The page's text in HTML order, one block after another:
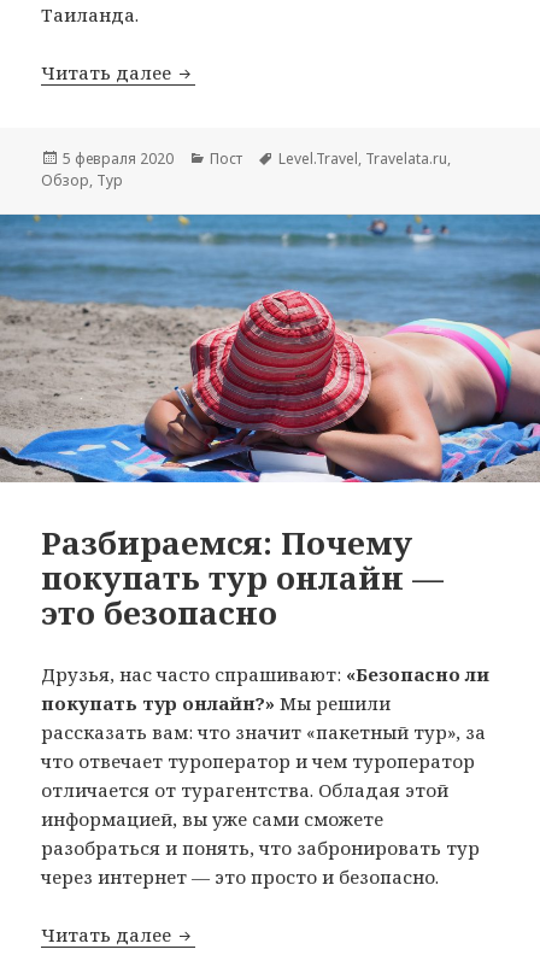
Таиланда.
Читать далее 51 самых красивых и популярных
Опубликовано
5 февраля 2020 Рубрики
Пост Метки
Level.Travel, Travelata.ru,
Обзор, Тур
Разбираемся: Почему
покупать тур онлайн —
это безопасно
Друзья, нас часто спрашивают: «Безопасно ли
покупать тур онлайн?» Мы решили
рассказать вам: что значит «пакетный тур», за
что отвечает туроператор и чем туроператор
отличается от турагентства. Обладая этой
информацией, вы уже сами сможете
разобраться и понять, что забронировать тур
через интернет — это просто и безопасно.
Читать далее Разбираемся: Почему покупать тур